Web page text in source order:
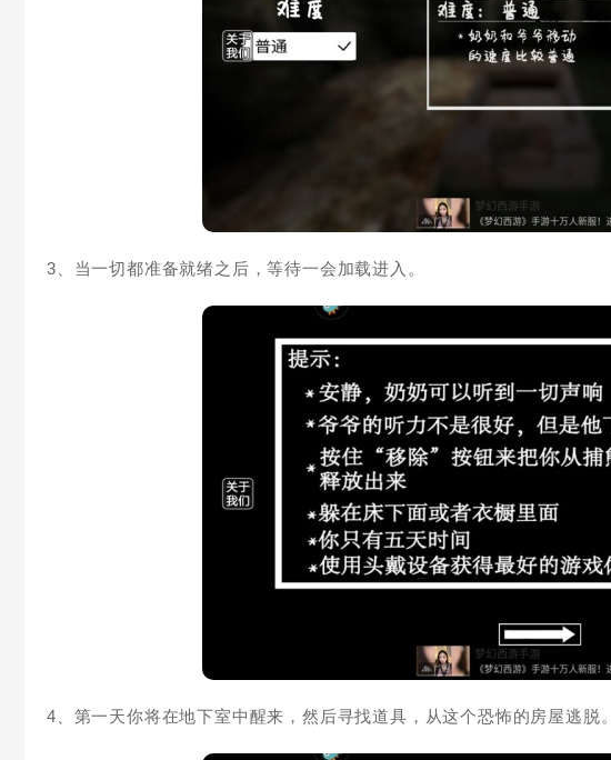
3、当一切都准备就绪之后，等待一会加载进入。
4、第一天你将在地下室中醒来，然后寻找道具，从这个恐怖的房屋逃脱。